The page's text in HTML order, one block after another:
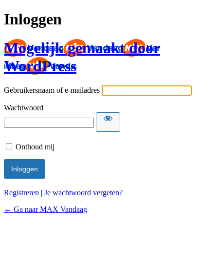
Inloggen
Mogelijk gemaakt door
WordPress
Gebruikersnaam of e-mailadres
Wachtwoord
Onthoud mij
Registreren | Je wachtwoord vergeten?
← Ga naar MAX Vandaag